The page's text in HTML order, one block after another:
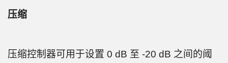
压缩
压缩控制器可用于设置 0 dB 至 -20 dB 之间的阈